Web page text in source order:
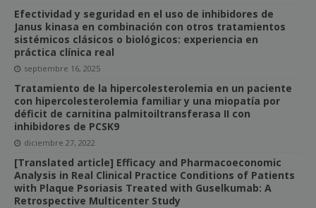
Efectividad y seguridad en el uso de inhibidores de
Janus kinasa en combinación con otros tratamientos
sistémicos clásicos o biológicos: experiencia en
práctica clínica real
septiembre 16, 2025
Tratamiento de la hipercolesterolemia en un paciente
con hipercolesterolemia familiar y una miopatía por
déficit de carnitina palmitoiltransferasa II con
inhibidores de PCSK9
diciembre 27, 2022
[Translated article] Efficacy and Pharmacoeconomic
Analysis in Real Clinical Practice Conditions of Patients
with Plaque Psoriasis Treated with Guselkumab: A
Retrospective Multicenter Study